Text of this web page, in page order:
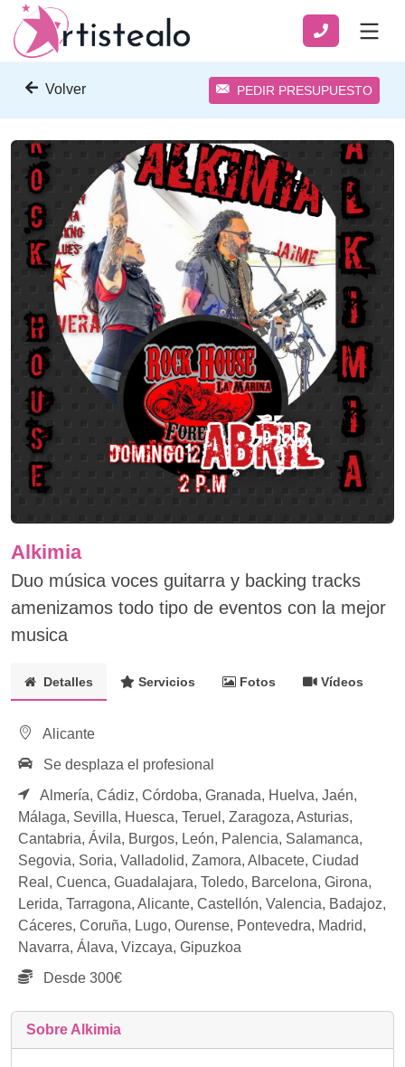
Volver PEDIR PRESUPUESTO
Alkimia
Duo música voces guitarra y backing tracks
amenizamos todo tipo de eventos con la mejor
musica
Detalles Servicios Fotos Vídeos
Alicante
Se desplaza el profesional
Almería, Cádiz, Córdoba, Granada, Huelva, Jaén,
Málaga, Sevilla, Huesca, Teruel, Zaragoza, Asturias,
Cantabria, Ávila, Burgos, León, Palencia, Salamanca,
Segovia, Soria, Valladolid, Zamora, Albacete, Ciudad
Real, Cuenca, Guadalajara, Toledo, Barcelona, Girona,
Lerida, Tarragona, Alicante, Castellón, Valencia, Badajoz,
Cáceres, Coruña, Lugo, Ourense, Pontevedra, Madrid,
Navarra, Álava, Vizcaya, Gipuzkoa
Desde 300€
Sobre Alkimia